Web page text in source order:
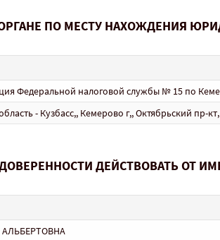
ПО МЕСТУ НАХОЖДЕНИЯ
Федеральной налоговой службы № 15 по
- Кузбасс,, Кемерово г,, Октябрьский пр-
ДЕЙСТВОВАТЬ ОТ